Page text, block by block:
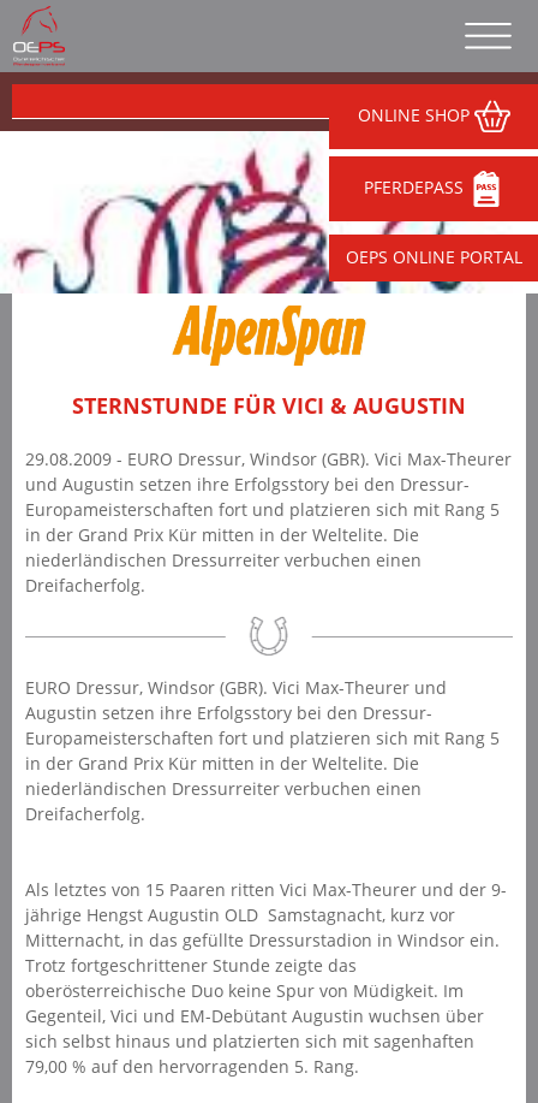
ONLINE SHOP
PFERDEPASS
OEPS ONLINE PORTAL
STERNSTUNDE FÜR VICI & AUGUSTIN
29.08.2009 - EURO Dressur, Windsor (GBR). Vici Max-Theurer
und Augustin setzen ihre Erfolgsstory bei den Dressur-
Europameisterschaften fort und platzieren sich mit Rang 5
in der Grand Prix Kür mitten in der Weltelite. Die
niederländischen Dressurreiter verbuchen einen
Dreifacherfolg.
EURO Dressur, Windsor (GBR). Vici Max-Theurer und
Augustin setzen ihre Erfolgsstory bei den Dressur-
Europameisterschaften fort und platzieren sich mit Rang 5
in der Grand Prix Kür mitten in der Weltelite. Die
niederländischen Dressurreiter verbuchen einen
Dreifacherfolg.
Als letztes von 15 Paaren ritten Vici Max-Theurer und der 9-
jährige Hengst Augustin OLD Samstagnacht, kurz vor
Mitternacht, in das gefüllte Dressurstadion in Windsor ein.
Trotz fortgeschrittener Stunde zeigte das
oberösterreichische Duo keine Spur von Müdigkeit. Im
Gegenteil, Vici und EM-Debütant Augustin wuchsen über
sich selbst hinaus und platzierten sich mit sagenhaften
79,00 % auf den hervorragenden 5. Rang.